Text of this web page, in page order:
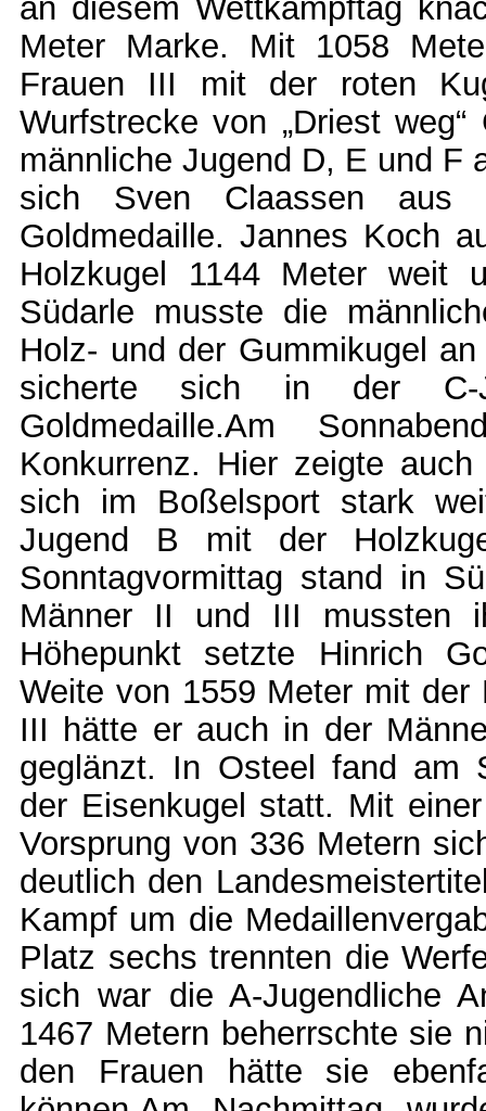
an diesem Wettkampftag
Meter Marke. Mit 1058
Frauen III mit der roten
Wurfstrecke von „Driest
männliche Jugend D, E und F
sich Sven Claassen aus
Goldmedaille. Jannes Koch
Holzkugel 1144 Meter weit
Südarle musste die
Holz- und der Gummikugel
sicherte sich in der C-
Goldmedaille.Am
Konkurrenz. Hier zeigte
sich im Boßelsport stark
Jugend B mit der
Sonntagvormittag stand in
Männer II und III mussten
Höhepunkt setzte Hinrich
Weite von 1559 Meter mit
III hätte er auch in der
geglänzt. In Osteel fand am
der Eisenkugel statt. Mit
Vorsprung von 336 Metern
deutlich den
Kampf um die
Platz sechs trennten die
sich war die A-Jugendliche
1467 Metern beherrschte sie
den Frauen hätte sie